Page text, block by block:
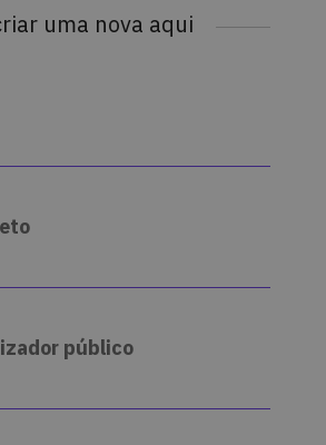
utilizando
RCTSaai
uma nova aqui
público